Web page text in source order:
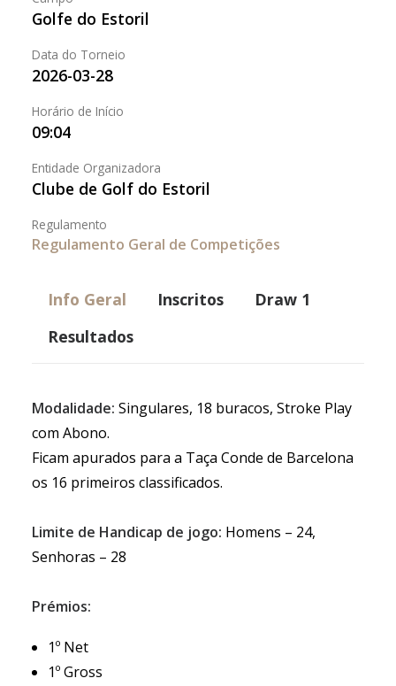
Golfe do Estoril
Data do Torneio
2026-03-28
Horário de Início
09:04
Entidade Organizadora
Clube de Golf do Estoril
Regulamento
Regulamento Geral de Competições
Info Geral Inscritos
Draw 1
Resultados
Modalidade: Singulares, 18 buracos, Stroke Play
com Abono.
Ficam apurados para a Taça Conde de Barcelona
os 16 primeiros classificados.
Limite de Handicap de jogo: Homens – 24,
Senhoras – 28
Prémios:
1º Net
1º Gross